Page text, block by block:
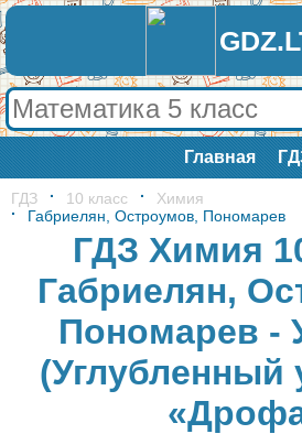
Главная
ГДЗ 10 класс
Химия
Габриелян, Остроумов, Пономарев
ГДЗ Химия
Габриелян,
Пономарев -
(Углубленный